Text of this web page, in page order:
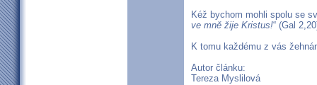
Kéž bychom mohli spolu se
ve mně žije Kristus!“ (Gal
K tomu každému z vás
Autor článku:
Tereza Myslilová